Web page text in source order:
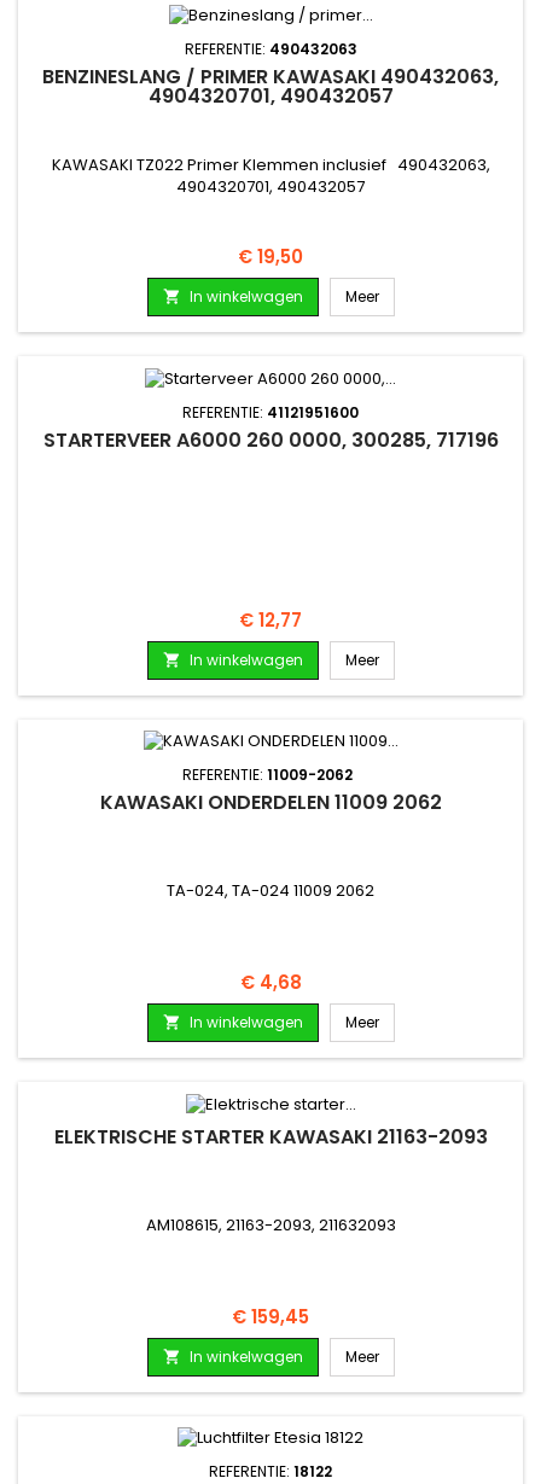
REFERENTIE: 490432063
BENZINESLANG / PRIMER KAWASAKI 490432063,
4904320701, 490432057
KAWASAKI TZ022 Primer Klemmen inclusief 490432063,
4904320701, 490432057
Prijs
€ 19,50
 In winkelwagen Meer
REFERENTIE: 41121951600
STARTERVEER A6000 260 0000, 300285, 717196
Prijs
€ 12,77
 In winkelwagen Meer
REFERENTIE: 11009-2062
KAWASAKI ONDERDELEN 11009 2062
TA-024, TA-024 11009 2062
Prijs
€ 4,68
 In winkelwagen Meer
ELEKTRISCHE STARTER KAWASAKI 21163-2093
AM108615, 21163-2093, 211632093
Prijs
€ 159,45
 In winkelwagen Meer
REFERENTIE: 18122